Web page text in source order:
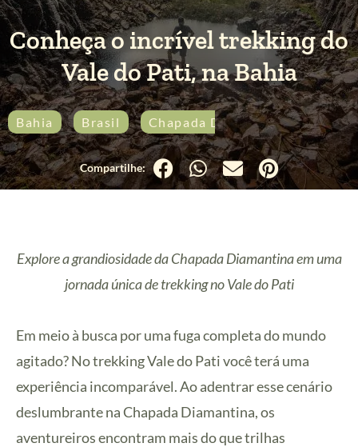
Conheça o incrível trekking do
Vale do Pati, na Bahia
Bahia Brasil Chapada Diamantina
Explore a grandiosidade da Chapada Diamantina em uma
jornada única de trekking no Vale do Pati
Em meio à busca por uma fuga completa do mundo
agitado? No trekking Vale do Pati você terá uma
experiência incomparável. Ao adentrar esse cenário
deslumbrante na Chapada Diamantina, os
aventureiros encontram mais do que trilhas